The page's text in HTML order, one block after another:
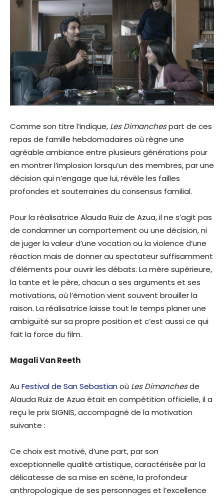
Comme son titre l’indique, Les Dimanchespart de ces
repas de famille hebdomadaires où règne une
agréable ambiance entre plusieurs générations pour
en montrer l’implosion lorsqu’un des membres, par une
décision qui n’engage que lui, révèle les failles
profondes et souterraines du consensus familial.
Pour la réalisatrice Alauda Ruiz de Azua, il ne s’agit pas
de condamner un comportement ou une décision, ni
de juger la valeur d’une vocation ou la violence d’une
réaction mais de donner au spectateur suffisamment
d’éléments pour ouvrir les débats. La mère supérieure,
la tante et le père, chacun a ses arguments et ses
motivations, où l’émotion vient souvent brouiller la
raison. La réalisatrice laisse tout le temps planer une
ambiguïté sur sa propre position et c’est aussi ce qui
fait la force du film.
Magali Van Reeth
Au Festival de San Sebastianoù Les Dimanchesde
Alauda Ruiz de Azua était en compétition officielle, il a
reçu le prix SIGNIS, accompagné de la motivation
suivante :
Ce choix est motivé, d’une part, par son
exceptionnelle qualité artistique, caractérisée par la
délicatesse de sa mise en scène, la profondeur
anthropologique de ses personnages et l’excellence